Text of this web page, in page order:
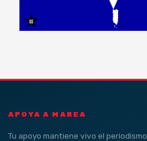
APOYA A MAREA
Tu apoyo mantiene vivo el periodismo